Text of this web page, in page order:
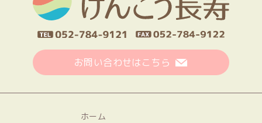
お問い合わせはこちら
ホーム